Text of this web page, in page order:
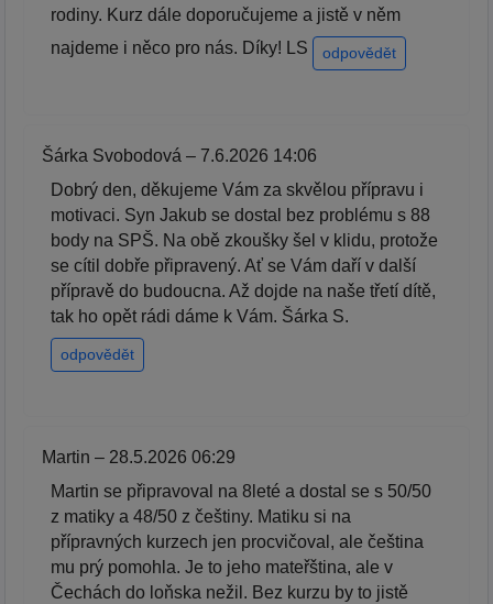
rodiny. Kurz dále doporučujeme a jistě v něm
najdeme i něco pro nás. Díky! LS
odpovědět
Šárka Svobodová – 7.6.2026 14:06
Dobrý den, děkujeme Vám za skvělou přípravu i
motivaci. Syn Jakub se dostal bez problému s 88
body na SPŠ. Na obě zkoušky šel v klidu, protože
se cítil dobře připravený. Ať se Vám daří v další
přípravě do budoucna. Až dojde na naše třetí dítě,
tak ho opět rádi dáme k Vám. Šárka S.
odpovědět
Martin – 28.5.2026 06:29
Martin se připravoval na 8leté a dostal se s 50/50
z matiky a 48/50 z češtiny. Matiku si na
přípravných kurzech jen procvičoval, ale čeština
mu prý pomohla. Je to jeho mateřština, ale v
Čechách do loňska nežil. Bez kurzu by to jistě